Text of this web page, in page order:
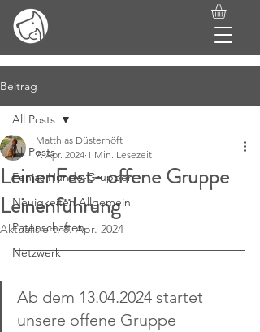
Beitrag
All Posts
Fenjas Hunde-Gruppen
Neuigkeiten Allgemein
Patenschaften
Netzwerk
All Posts
LeinenFest- offene Gruppe
Leinenführung
Matthias Düsterhöft
7. Apr. 2024 1 Min. Lesezeit
Aktualisiert:8. Apr. 2024
Ab dem 13.04.2024 startet
unsere offene Gruppe